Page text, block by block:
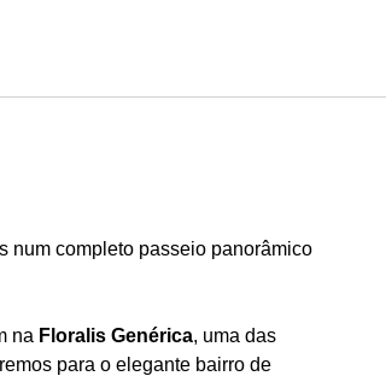
num completo passeio panorâmico
na Floralis Genérica, uma das
para o elegante bairro de